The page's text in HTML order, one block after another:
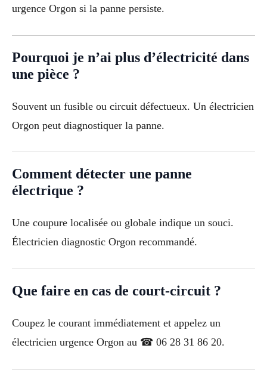
urgence Orgon si la panne persiste.
Pourquoi je n’ai plus d’électricité dans
une pièce ?
Souvent un fusible ou circuit défectueux. Un électricien
Orgon peut diagnostiquer la panne.
Comment détecter une panne
électrique ?
Une coupure localisée ou globale indique un souci.
Électricien diagnostic Orgon recommandé.
Que faire en cas de court-circuit ?
Coupez le courant immédiatement et appelez un
électricien urgence Orgon au ☎ 06 28 31 86 20.